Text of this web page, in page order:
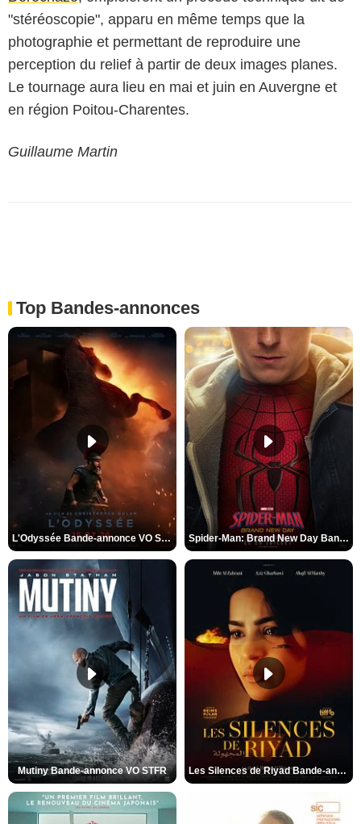
"stéréoscopie", apparu en même temps que la
photographie et permettant de reproduire une
perception du relief à partir de deux images planes.
Le tournage aura lieu en mai et juin en Auvergne et
en région Poitou-Charentes.
Guillaume Martin
Top Bandes-annonces
L'Odyssée Bande-annonce VO STFR Spider-Man: Brand New Day Bande-annonce VO STFR
Mutiny Bande-annonce VO STFR Les Silences de Riyad Bande-annonce VO STFR